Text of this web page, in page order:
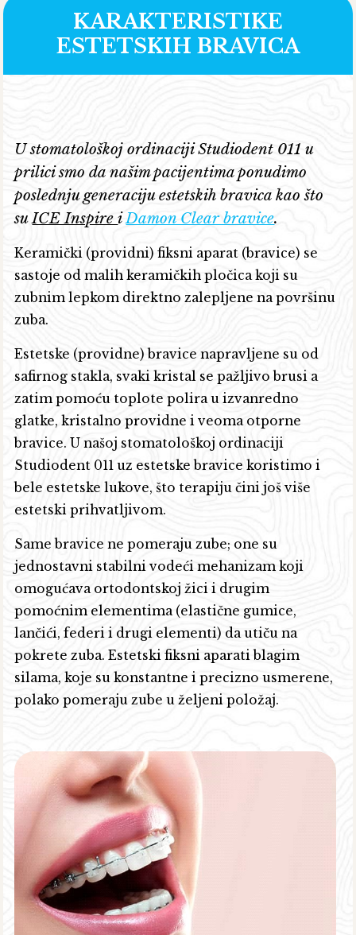
KARAKTERISTIKE
ESTETSKIH BRAVICA
U stomatološkoj ordinaciji Studiodent 011 u
prilici smo da našim pacijentima ponudimo
poslednju generaciju estetskih bravica kao što
su ICE InspireiDamon Clear bravice.
Keramički (providni) fiksni aparat (bravice) se
sastoje od malih keramičkih pločica koji su
zubnim lepkom direktno zalepljene na površinu
zuba.
Estetske (providne) bravice napravljene su od
safirnog stakla, svaki kristal se pažljivo brusi a
zatim pomoću toplote polira u izvanredno
glatke, kristalno providne i veoma otporne
bravice. U našoj stomatološkoj ordinaciji
Studiodent 011 uz estetske bravice koristimo i
bele estetske lukove, što terapiju čini još više
estetski prihvatljivom.
Same bravice ne pomeraju zube; one su
jednostavni stabilni vodeći mehanizam koji
omogućava ortodontskoj žici i drugim
pomoćnim elementima (elastične gumice,
lančići, federi i drugi elementi) da utiču na
pokrete zuba. Estetski fiksni aparati blagim
silama, koje su konstantne i precizno usmerene,
polako pomeraju zube u željeni položaj.